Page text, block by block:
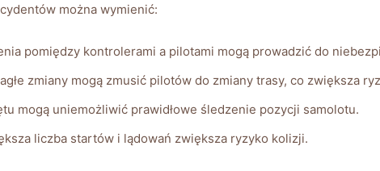
można ​wymienić:
pomiędzy kontrolerami ‍a pilotami mogą prowadzić do
zmiany mogą zmusić pilotów do ‍zmiany trasy, co zwiększa
mogą uniemożliwić prawidłowe śledzenie pozycji ​samolotu.
liczba startów i lądowań ⁤zwiększa ryzyko kolizji.